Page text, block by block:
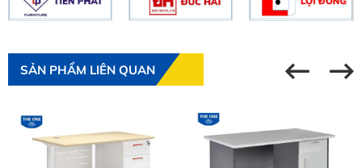
SẢN PHẨM LIÊN QUAN